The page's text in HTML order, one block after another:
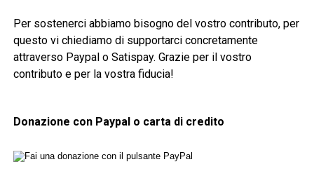
Per sostenerci abbiamo bisogno del vostro contributo, per
questo vi chiediamo di supportarci concretamente
attraverso Paypal o Satispay. Grazie per il vostro
contributo e per la vostra fiducia!
Donazione con Paypal o carta di credito